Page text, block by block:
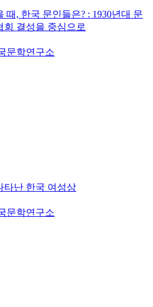
때, 한국 문인들은? : 1930년대 문
회 결성을 중심으로
문학연구소
타난 한국 여성상
문학연구소